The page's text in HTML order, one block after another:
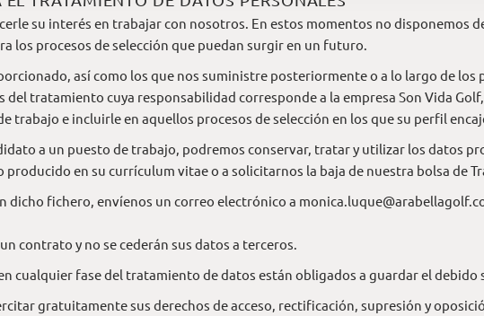
su interés en trabajar con nosotros. En estos momentos no disponemos
los procesos de selección que puedan surgir en un futuro.
así como los que nos suministre posteriormente o a lo largo de los
tratamiento cuya responsabilidad corresponde a la empresa Son Vida Golf,
trabajo e incluirle en aquellos procesos de selección en los que su perfil
a un puesto de trabajo, podremos conservar, tratar y utilizar los datos
en su currículum vitae o a solicitarnos la baja de nuestra bolsa de
dicho fichero, envíenos un correo electrónico a
contrato y no se cederán sus datos a terceros.
cualquier fase del tratamiento de datos están obligados a guardar el debido
gratuitamente sus derechos de acceso, rectificación, supresión y